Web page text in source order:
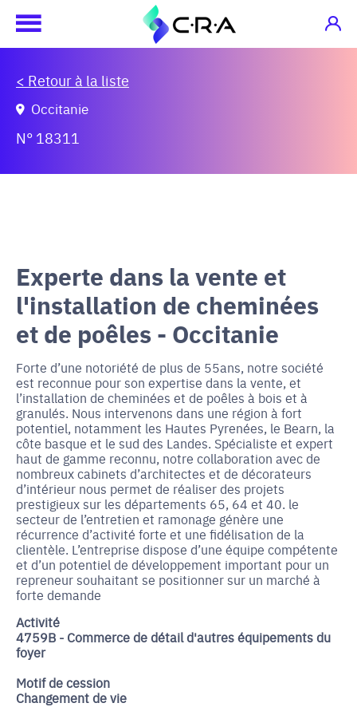
< Retour à la liste
N° 18311
Occitanie
Experte dans la vente et
l'installation de cheminées
et de poêles - Occitanie
Forte d’une notoriété de plus de 55ans, notre société
est reconnue pour son expertise dans la vente, et
l’installation de cheminées et de poêles à bois et à
granulés. Nous intervenons dans une région à fort
potentiel, notamment les Hautes Pyrenées, le Bearn, la
côte basque et le sud des Landes. Spécialiste et expert
haut de gamme reconnu, notre collaboration avec de
nombreux cabinets d’architectes et de décorateurs
d’intérieur nous permet de réaliser des projets
prestigieux sur les départements 65, 64 et 40. le
secteur de l’entretien et ramonage génère une
récurrence d’activité forte et une fidélisation de la
clientèle. L’entreprise dispose d’une équipe compétente
et d’un potentiel de développement important pour un
repreneur souhaitant se positionner sur un marché à
forte demande
Activité
4759B - Commerce de détail d'autres équipements du
foyer
Motif de cession
Changement de vie